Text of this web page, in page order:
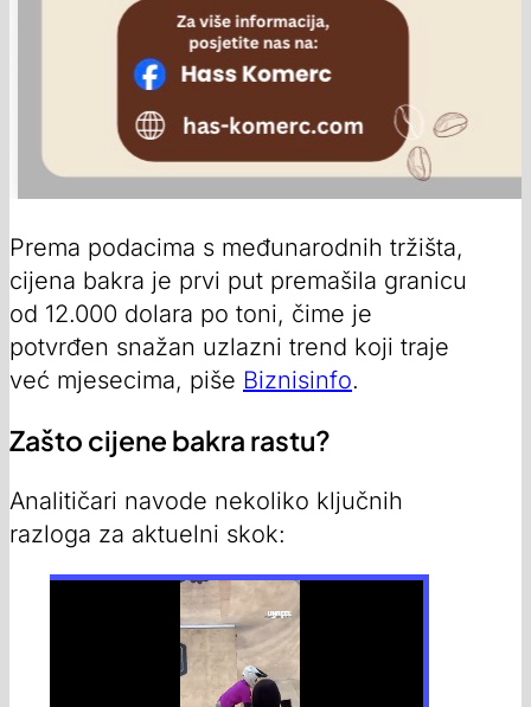
Prema podacima s međunarodnih tržišta,
cijena bakra je prvi put premašila granicu
od 12.000 dolara po toni, čime je
potvrđen snažan uzlazni trend koji traje
već mjesecima, piše Biznisinfo.
Zašto cijene bakra rastu?
Analitičari navode nekoliko ključnih
razloga za aktuelni skok: